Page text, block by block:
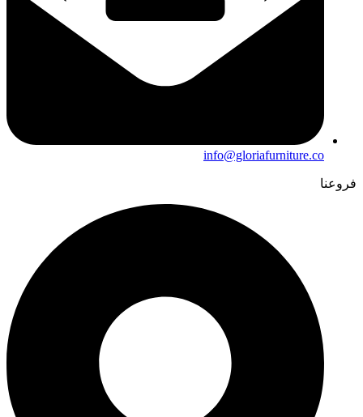
info@gloriafurniture.co
فروعنا